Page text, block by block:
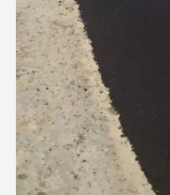
Галерија
Фото галерија
Видео галерија
Контакт